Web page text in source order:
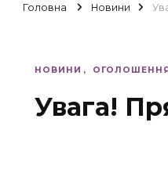
Головна Новини
НОВИНИ
Увага!